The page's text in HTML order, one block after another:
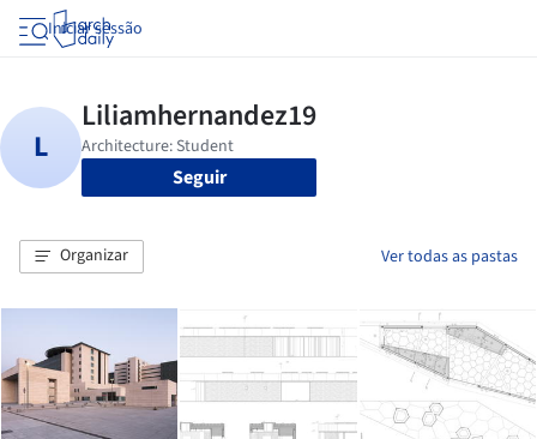
Iniciar sessão
Seguir
Organizar Ver todas as pastas